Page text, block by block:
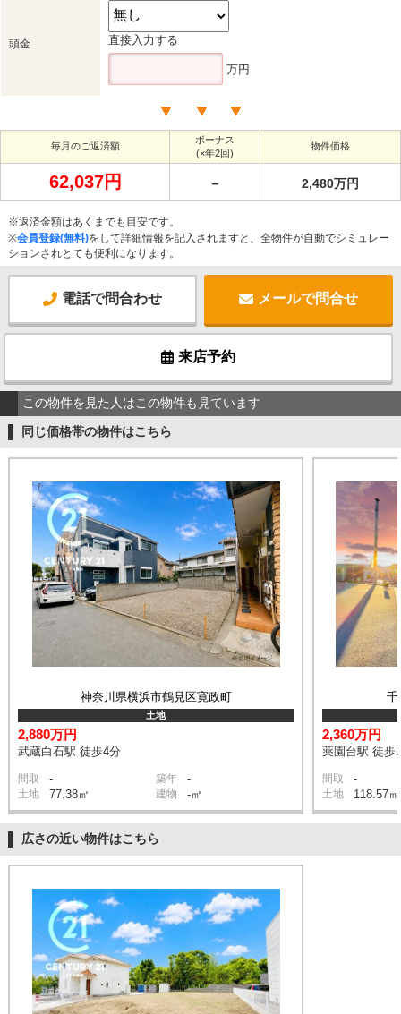
頭金 直接入力する
万円
毎月のご返済額
ボーナス
(×年2回)
物件価格
62,037円 － 2,480万円
※返済金額はあくまでも目安です。
※会員登録(無料)をして詳細情報を記入されますと、全物件が自動でシミュレー
ションされとても便利になります。
電話で問合わせ メールで問合せ
来店予約
この物件を見た人はこの物件も見ています
同じ価格帯の物件はこちら
神奈川県横浜市鶴見区寛政町
土地
2,880万円
武蔵白石駅 徒歩4分
間取 - 築年 -
土地 77.38㎡ 建物 -㎡
千
2,360万円
薬園台駅 徒歩
間取 -
土地 118.57㎡
広さの近い物件はこちら